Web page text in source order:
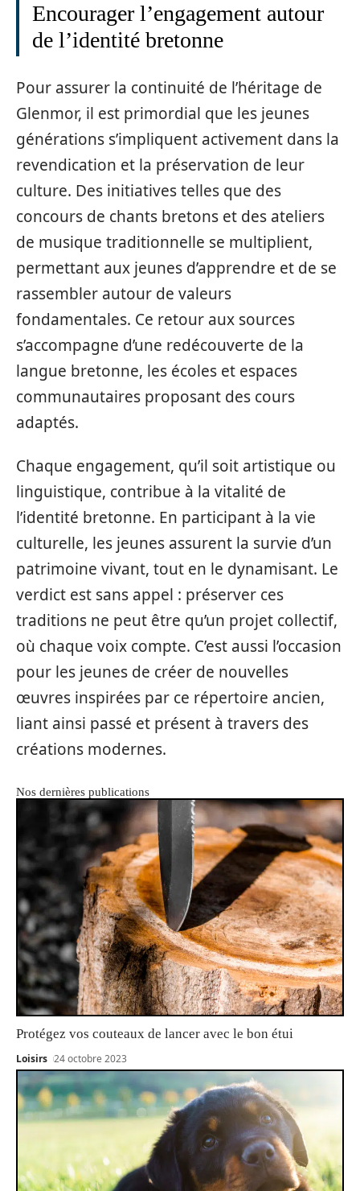
Encourager l’engagement autour
de l’identité bretonne
Pour assurer la continuité de l’héritage de
Glenmor, il est primordial que les jeunes
générations s’impliquent activement dans la
revendication et la préservation de leur
culture. Des initiatives telles que des
concours de chants bretons et des ateliers
de musique traditionnelle se multiplient,
permettant aux jeunes d’apprendre et de se
rassembler autour de valeurs
fondamentales. Ce retour aux sources
s’accompagne d’une redécouverte de la
langue bretonne, les écoles et espaces
communautaires proposant des cours
adaptés.
Chaque engagement, qu’il soit artistique ou
linguistique, contribue à la vitalité de
l’identité bretonne. En participant à la vie
culturelle, les jeunes assurent la survie d’un
patrimoine vivant, tout en le dynamisant. Le
verdict est sans appel : préserver ces
traditions ne peut être qu’un projet collectif,
où chaque voix compte. C’est aussi l’occasion
pour les jeunes de créer de nouvelles
œuvres inspirées par ce répertoire ancien,
liant ainsi passé et présent à travers des
créations modernes.
Nos dernières publications
Protégez vos couteaux de lancer avec le bon étui
Loisirs 24 octobre 2023